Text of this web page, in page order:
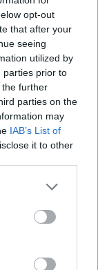
opt-out
that after your
seeing
utilized by
parties prior to
further
parties on the
may
IAB’s List of
it to other
Questa
che stiano
è un momento
devono capirlo
Salahhanno
davvero
le prestazioni e
dice molto e
del corpo
del corpo
gli altri
questo sarebbe